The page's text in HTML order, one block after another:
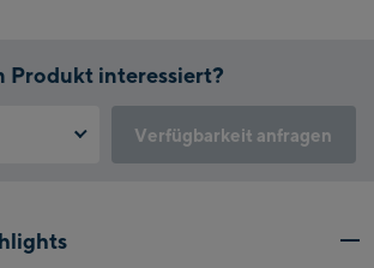
Produkt interessiert?
Verfügbarkeit anfragen
auf folgenden Link.